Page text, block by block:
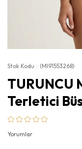
Stok Kodu (MI91553268)
TURUNCU
Terletici
Yorumlar